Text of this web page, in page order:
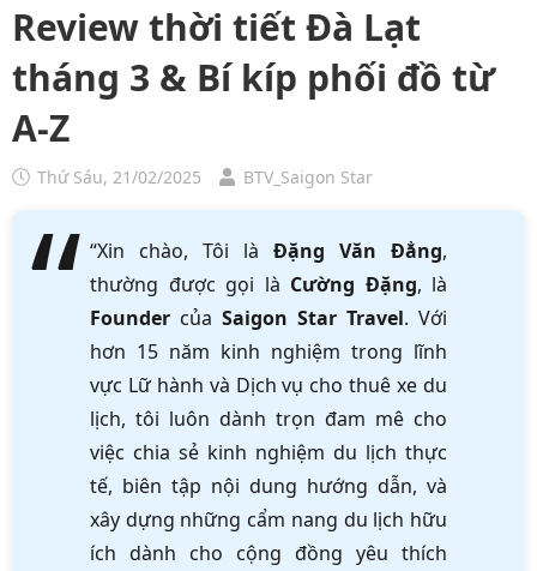
Review thời tiết Đà Lạt
tháng 3 & Bí kíp phối đồ từ
A-Z
Thứ Sáu, 21/02/2025 BTV_Saigon Star
“Xin chào, Tôi là Đặng Văn Đẳng,
thường được gọi là Cường Đặng, là
Founder của Saigon Star Travel. Với
hơn 15 năm kinh nghiệm trong lĩnh
vực Lữ hành và Dịch vụ cho thuê xe du
lịch, tôi luôn dành trọn đam mê cho
việc chia sẻ kinh nghiệm du lịch thực
tế, biên tập nội dung hướng dẫn, và
xây dựng những cẩm nang du lịch hữu
ích dành cho cộng đồng yêu thích